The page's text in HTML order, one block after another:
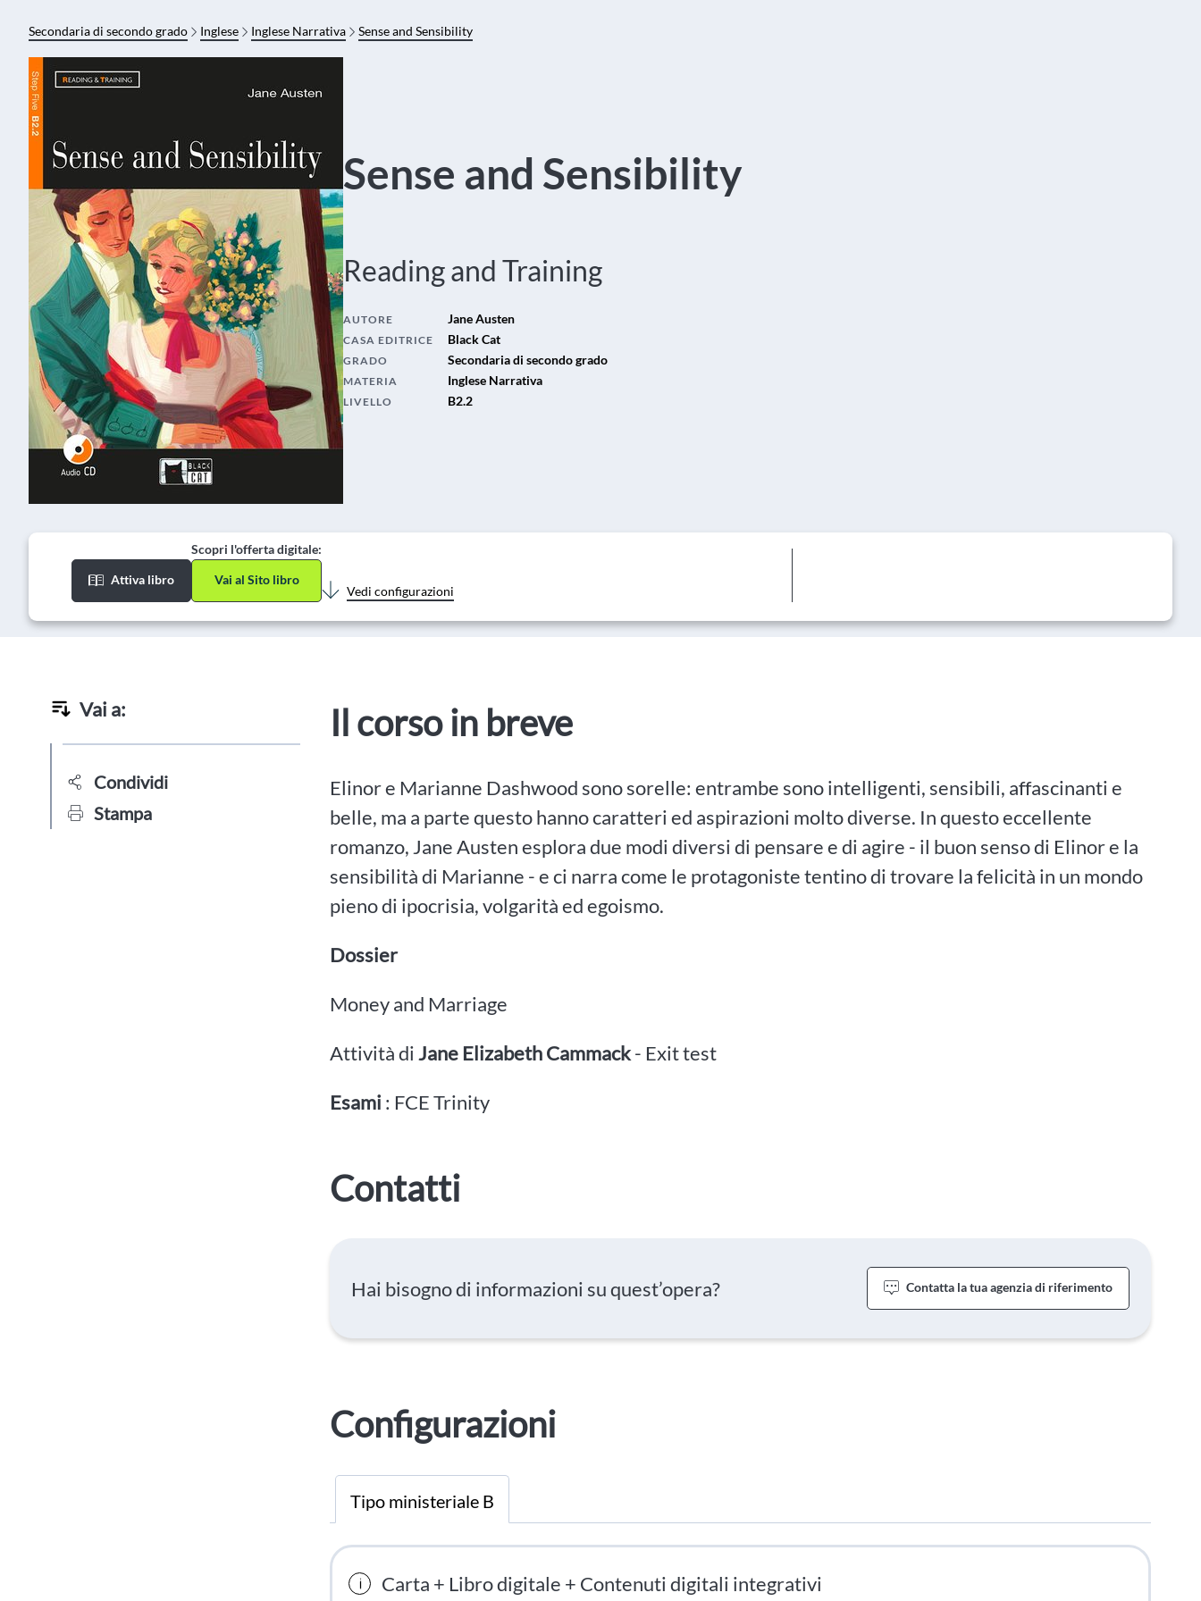
Secondaria di secondo grado Inglese Inglese Narrativa Sense and Sensibility
Sense and Sensibility
Reading and Training
AUTORE Jane Austen
CASA EDITRICE Black Cat
GRADO Secondaria di secondo grado
MATERIA Inglese Narrativa
LIVELLO B2.2
Attiva libro
Scopri l'offerta digitale:
Vai al Sito libro
Vedi configurazioni
Vai a:
Condividi
Stampa
Il corso in breve
Elinor e Marianne Dashwood sono sorelle: entrambe sono intelligenti, sensibili, affascinanti e
belle, ma a parte questo hanno caratteri ed aspirazioni molto diverse. In questo eccellente
romanzo, Jane Austen esplora due modi diversi di pensare e di agire - il buon senso di Elinor e la
sensibilità di Marianne - e ci narra come le protagoniste tentino di trovare la felicità in un mondo
pieno di ipocrisia, volgarità ed egoismo.
Dossier
Money and Marriage
Attività diJane Elizabeth Cammack- Exit test
Esami : FCE Trinity
Contatti
Hai bisogno di informazioni su quest’opera? Contatta la tua agenzia di riferimento
Configurazioni
Tipo ministeriale B
Carta + Libro digitale + Contenuti digitali integrativi